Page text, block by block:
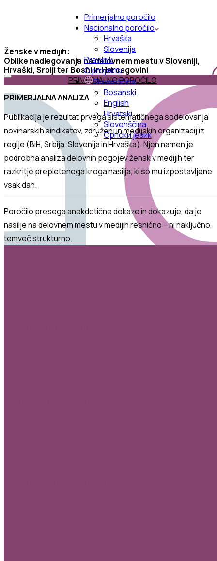
Primerjalno poročilo
Nacionalno poročilo
Hrvaška
Slovenija
Pravilnik
O projektu
Slovenščina
Bosanski
English
Hrvatski
Slovenščina
Српски језик
Ženske v medijih:
Oblike nadlegovanja na delovnem mestu v Sloveniji,
Hrvaški, Srbiji ter Bosni in Hercegovini
PRIMERJALNO POROČILO
PRIMERJALNA ANALIZA
Publikacija je rezultat prvega sistematičnega sodelovanja
novinarskih sindikatov, združenj in medijskih organizacij iz
regije (BiH, Srbija, Slovenija in Hrvaška). Njen namen je
podrobna analiza delovnih pogojev žensk v medijih ter
razkritje prepletenega kroganasilja, ki so mu izpostavljene
vsak dan.
Poročilo presega anekdotične dokaze in dokazuje, da je
nasilje na delovnem mestu v medijihresnično – ni naključno,
temveč strukturno.